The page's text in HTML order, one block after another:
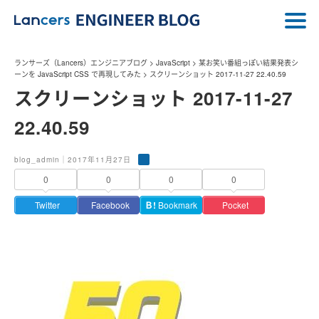
ランサーズ（Lancers）エンジニアブログ > JavaScript > 某お笑い番組っぽい結果発表シ
ーンを JavaScript CSS で再現してみた > スクリーンショット 2017-11-27 22.40.59
スクリーンショット 2017-11-27
22.40.59
blog_admin｜2017年11月27日
0
Twitter
0
Facebook
0
Ｂ! Bookmark
0
Pocket